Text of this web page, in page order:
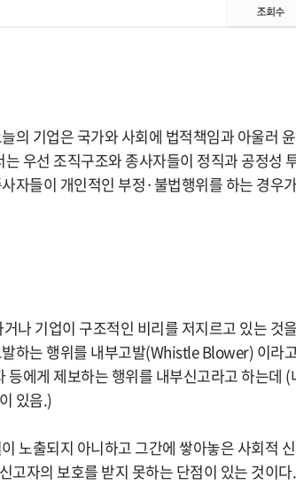
의 기업은 국가와 사회에 법적책임과 아울러
우선 조직구조와 종사자들이 정직과 공정성
자들이 개인적인 부정·불법행위를 하는 경우
나 기업이 구조적인 비리를 저지르고 있는 것
하는 행위를 내부고발(Whistle Blower) 이라
에게 제보하는 행위를 내부신고라고 하는데
있음.)
노출되지 아니하고 그간에 쌓아놓은 사회적
고자의 보호를 받지 못하는 단점이 있는 것이다.